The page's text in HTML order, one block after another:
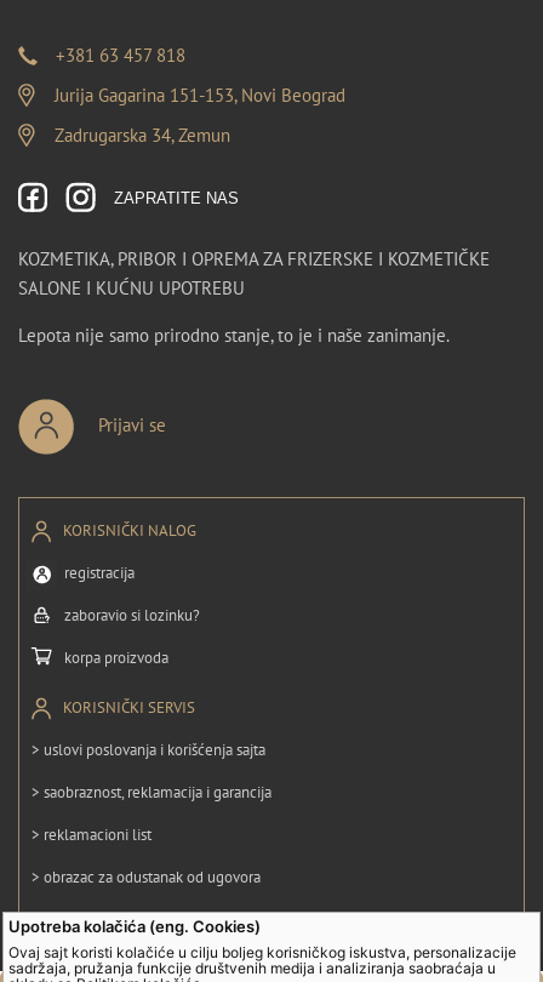
Upotreba kolačića (eng. Cookies)
Ovaj sajt koristi kolačiće u cilju boljeg korisničkog iskustva, personalizacije
sadržaja, pružanja funkcije društvenih medija i analiziranja saobraćaja u
+381 63 457 818
Jurija Gagarina 151-153, Novi Beograd
Zadrugarska 34, Zemun
ZAPRATITE NAS
KOZMETIKA, PRIBOR I OPREMA ZA FRIZERSKE I KOZMETIČKE
SALONE I KUĆNU UPOTREBU
Lepota nije samo prirodno stanje, to je i naše zanimanje.
Prijavi se
KORISNIČKI NALOG
registracija
zaboravio si lozinku?
korpa proizvoda
KORISNIČKI SERVIS
> uslovi poslovanja i korišćenja sajta
> saobraznost, reklamacija i garancija
> reklamacioni list
> obrazac za odustanak od ugovora
> politika privatnosti
> politika kolačića